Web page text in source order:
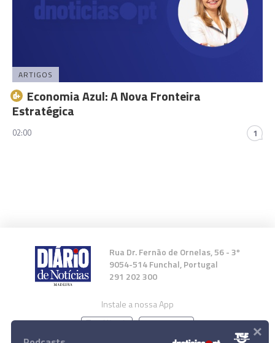
ARTIGOS
Economia Azul: A Nova Fronteira
Estratégica
02:00 1
Rua Dr. Fernão de Ornelas, 56 - 3º
9054-514 Funchal, Portugal
291 202 300
Instale a nossa App
×